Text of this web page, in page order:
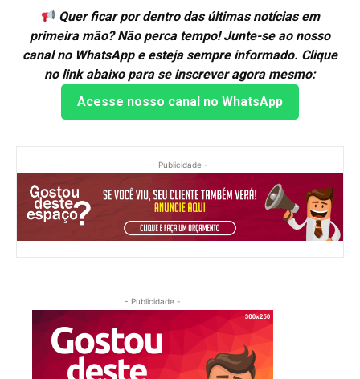
Quer ficar por dentro das últimas notícias em
primeira mão? Não perca tempo! Junte-se ao nosso
canal no WhatsApp e esteja sempre informado. Clique
no link abaixo para se inscrever agora mesmo:
Acesse nosso canal no WhatsApp
- Publicidade -
- Publicidade -